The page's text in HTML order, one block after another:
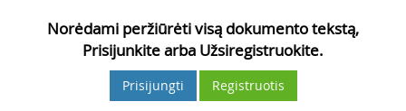
Norėdami peržiūrėti visą dokumento tekstą,
Prisijunkite arba Užsiregistruokite.
Prisijungti Registruotis